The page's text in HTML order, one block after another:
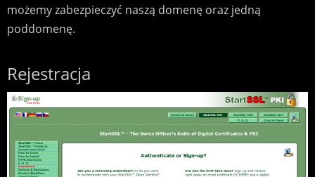
możemy zabezpieczyć naszą domenę oraz jedną
poddomenę.
Rejestracja